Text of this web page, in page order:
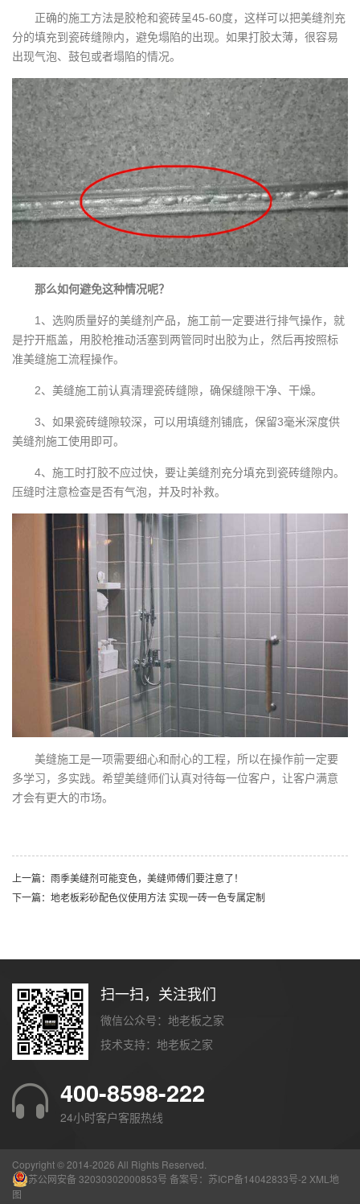
正确的施工方法是胶枪和瓷砖呈45-60度，这样可以把美缝剂充
分的填充到瓷砖缝隙内，避免塌陷的出现。如果打胶太薄，很容易
出现气泡、鼓包或者塌陷的情况。
那么如何避免这种情况呢？
1、选购质量好的美缝剂产品，施工前一定要进行排气操作，就
是拧开瓶盖，用胶枪推动活塞到两管同时出胶为止，然后再按照标
准美缝施工流程操作。
2、美缝施工前认真清理瓷砖缝隙，确保缝隙干净、干燥。
3、如果瓷砖缝隙较深，可以用填缝剂铺底，保留3毫米深度供
美缝剂施工使用即可。
4、施工时打胶不应过快，要让美缝剂充分填充到瓷砖缝隙内。
压缝时注意检查是否有气泡，并及时补救。
美缝施工是一项需要细心和耐心的工程，所以在操作前一定要
多学习，多实践。希望美缝师们认真对待每一位客户，让客户满意
才会有更大的市场。
上一篇：雨季美缝剂可能变色，美缝师傅们要注意了！
下一篇：地老板彩砂配色仪使用方法 实现一砖一色专属定制
扫一扫，关注我们
微信公众号：地老板之家
技术支持： 地老板之家
400-8598-222
24小时客户客服热线
Copyright © 2014-2026 All Rights Reserved.
苏公网安备 32030302000853号 备案号： 苏ICP备14042833号-2 XML地
图